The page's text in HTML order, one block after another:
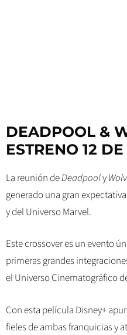
DEADPOOL &
ESTRENO 12
La reunión deDeadpooly
generado una gran
y del Universo Marvel.
Este crossover es un evento
primeras grandes
el Universo Cinematográfico
Con esta película Disney+
fieles de ambas franquicias y